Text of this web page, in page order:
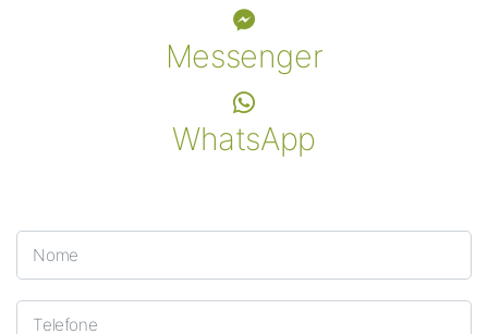
Messenger
WhatsApp